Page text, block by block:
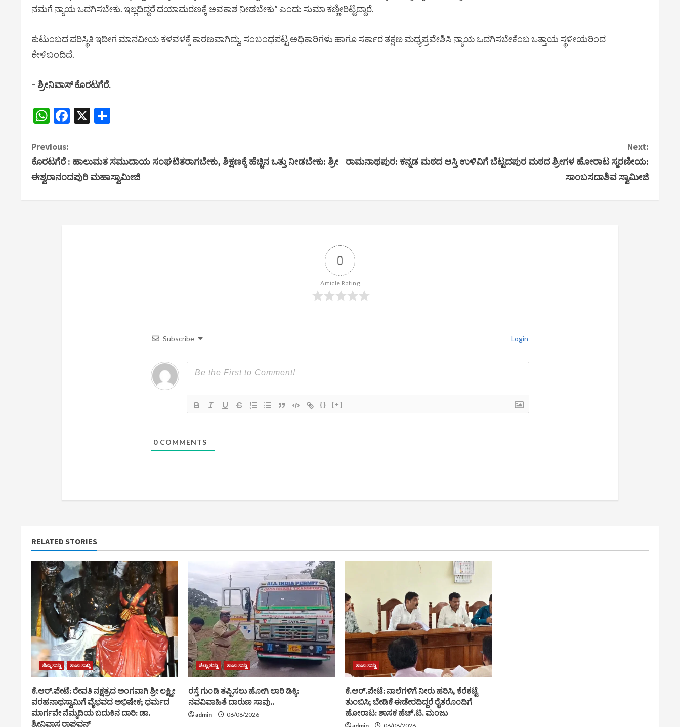
ನಮಗೆ ನ್ಯಾಯ ಒದಗಿಸಬೇಕು. ಇಲ್ಲದಿದ್ದರೆ ದಯಾಮರಣಕ್ಕೆ ಅವಕಾಶ ನೀಡಬೇಕು” ಎಂದು ಸುಮಾ ಕಣ್ಣೀರಿಟ್ಟಿದ್ದಾರೆ.
ಕುಟುಂಬದ ಪರಿಸ್ಥಿತಿ ಇದೀಗ ಮಾನವೀಯ ಕಳವಳಕ್ಕೆ ಕಾರಣವಾಗಿದ್ದು, ಸಂಬಂಧಪಟ್ಟ ಅಧಿಕಾರಿಗಳು ಹಾಗೂ ಸರ್ಕಾರ ತಕ್ಷಣ ಮಧ್ಯಪ್ರವೇಶಿಸಿ ನ್ಯಾಯ ಒದಗಿಸಬೇಕೆಂಬ ಒತ್ತಾಯ ಸ್ಥಳೀಯರಿಂದ
ಕೇಳಿಬಂದಿದೆ.
– ಶ್ರೀನಿವಾಸ್‌ ಕೊರಟಗೆರೆ.
WhatsApp
Facebook
X
C
o
Previous:
ಕೊರಟಗೆರೆ : ಹಾಲುಮತ ಸಮುದಾಯ ಸಂಘಟಿತರಾಗಬೇಕು, ಶಿಕ್ಷಣಕ್ಕೆ ಹೆಚ್ಚಿನ ಒತ್ತು ನೀಡಬೇಕು: ಶ್ರೀ
ಈಶ್ವರಾನಂದಪುರಿ ಮಹಾಸ್ವಾಮೀಜಿ
Next:
ರಾಮನಾಥಪುರ: ಕನ್ನಡ ಮಠದ ಆಸ್ತಿ ಉಳಿವಿಗೆ ಬೆಟ್ಟದಪುರ ಮಠದ ಶ್ರೀಗಳ ಹೋರಾಟ ಸ್ಮರಣೀಯ:
ಸಾಂಬಸದಾಶಿವ ಸ್ವಾಮೀಜಿ
0
Article Rating
Subscribe Login
{} [+]
0 COMMENTS
RELATED STORIES
ಜಿಲ್ಲಾ ಸುದ್ದಿ ತಾಜಾ ಸುದ್ದಿ
ಕೆ.ಆರ್.ಪೇಟೆ: ರೇವತಿ ನಕ್ಷತ್ರದ ಅಂಗವಾಗಿ ಶ್ರೀ ಲಕ್ಷ್ಮೀ
ವರಹನಾಥಸ್ವಾಮಿಗೆ ವೈಭವದ ಅಭಿಷೇಕ; ಧರ್ಮದ
ಮಾರ್ಗವೇ ನೆಮ್ಮದಿಯ ಬದುಕಿನ ದಾರಿ: ಡಾ.
ಶ್ರೀನಿವಾಸ ರಾಘವನ್
ಜಿಲ್ಲಾ ಸುದ್ದಿ ತಾಜಾ ಸುದ್ದಿ
ರಸ್ತೆ ಗುಂಡಿ ತಪ್ಪಿಸಲು ಹೋಗಿ ಲಾರಿ ಡಿಕ್ಕಿ:
ನವವಿವಾಹಿತೆ ದಾರುಣ ಸಾವು..
admin 06/08/2026
ತಾಜಾ ಸುದ್ದಿ
ಕೆ.ಆರ್.ಪೇಟೆ: ನಾಲೆಗಳಿಗೆ ನೀರು ಹರಿಸಿ, ಕೆರೆಕಟ್ಟೆ
ತುಂಬಿಸಿ; ಬೇಡಿಕೆ ಈಡೇರದಿದ್ದರೆ ರೈತರೊಂದಿಗೆ
ಹೋರಾಟ: ಶಾಸಕ ಹೆಚ್.ಟಿ. ಮಂಜು